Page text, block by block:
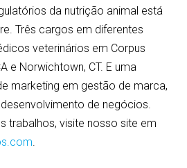
da nutrição animal está
Três cargos em diferentes
veterinários em Corpus
e Norwichtown, CT. E uma
marketing em gestão de marca,
de negócios.
trabalhos, visite nosso site em
.